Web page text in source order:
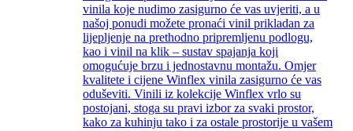
vinila koje nudimo zasigurno će vas uvjeriti, a u
našoj ponudi možete pronaći vinil prikladan za
lijepljenje na prethodno pripremljenu podlogu,
kao i vinil na klik – sustav spajanja koji
omogućuje brzu i jednostavnu montažu. Omjer
kvalitete i cijene Winflex vinila zasigurno će vas
oduševiti. Vinili iz kolekcije Winflex vrlo su
postojani, stoga su pravi izbor za svaki prostor,
kako za kuhinju tako i za ostale prostorije u vašem